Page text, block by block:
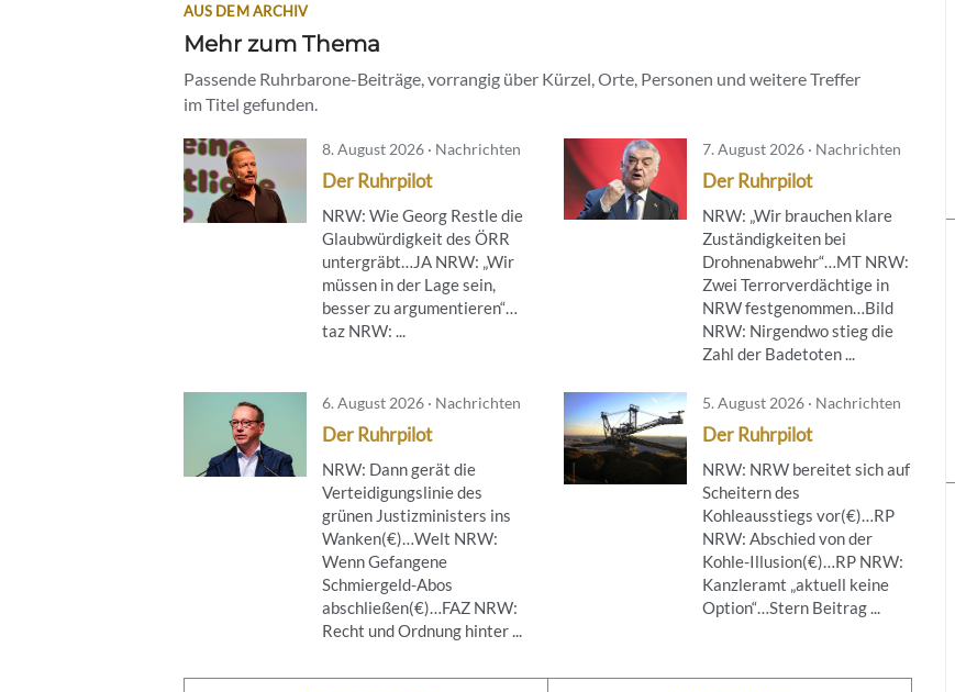
AUS DEM ARCHIV
Mehr zum Thema
Passende Ruhrbarone-Beiträge, vorrangig über Kürzel, Orte, Personen und weitere Treffer
im Titel gefunden.
8. August 2026 · Nachrichten
Der Ruhrpilot
NRW: Wie Georg Restle die
Glaubwürdigkeit des ÖRR
untergräbt…JA NRW: „Wir
müssen in der Lage sein,
besser zu argumentieren“…
taz NRW: ...
7. August 2026 · Nachrichten
Der Ruhrpilot
NRW: „Wir brauchen klare
Zuständigkeiten bei
Drohnenabwehr“…MT NRW:
Zwei Terrorverdächtige in
NRW festgenommen…Bild
NRW: Nirgendwo stieg die
Zahl der Badetoten ...
6. August 2026 · Nachrichten
Der Ruhrpilot
NRW: Dann gerät die
Verteidigungslinie des
grünen Justizministers ins
Wanken(€)…Welt NRW:
Wenn Gefangene
Schmiergeld-Abos
abschließen(€)…FAZ NRW:
Recht und Ordnung hinter ...
5. August 2026 · Nachrichten
Der Ruhrpilot
NRW: NRW bereitet sich auf
Scheitern des
Kohleausstiegs vor(€)…RP
NRW: Abschied von der
Kohle-Illusion(€)…RP NRW:
Kanzleramt „aktuell keine
Option“…Stern Beitrag ...